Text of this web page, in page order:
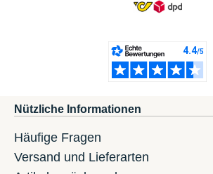
Nützliche Informationen
Häufige Fragen
Versand und Lieferarten